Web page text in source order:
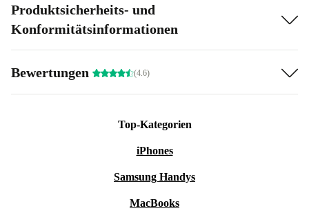
Produktsicherheits- und
Konformitätsinformationen
Bewertungen (4.6)
Top-Kategorien
iPhones
Samsung Handys
MacBooks